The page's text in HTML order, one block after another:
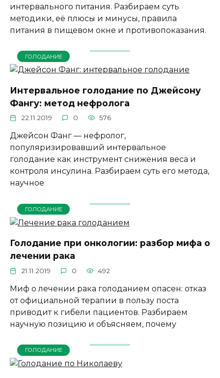
интервального питания. Разбираем суть
методики, её плюсы и минусы, правила
питания в пищевом окне и противопоказания.
ГОЛОДАНИЕ
Интервальное голодание по Джейсону
Фангу: метод нефролога
22.11.2019 0 576
Джейсон Фанг — нефролог,
популяризировавший интервальное
голодание как инструмент снижения веса и
контроля инсулина. Разбираем суть его метода,
научное
ГОЛОДАНИЕ
Голодание при онкологии: разбор мифа о
лечении рака
21.11.2019 0 492
Миф о лечении рака голоданием опасен: отказ
от официальной терапии в пользу поста
приводит к гибели пациентов. Разбираем
научную позицию и объясняем, почему
ГОЛОДАНИЕ